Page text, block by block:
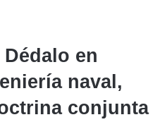
en
naval,
conjunta